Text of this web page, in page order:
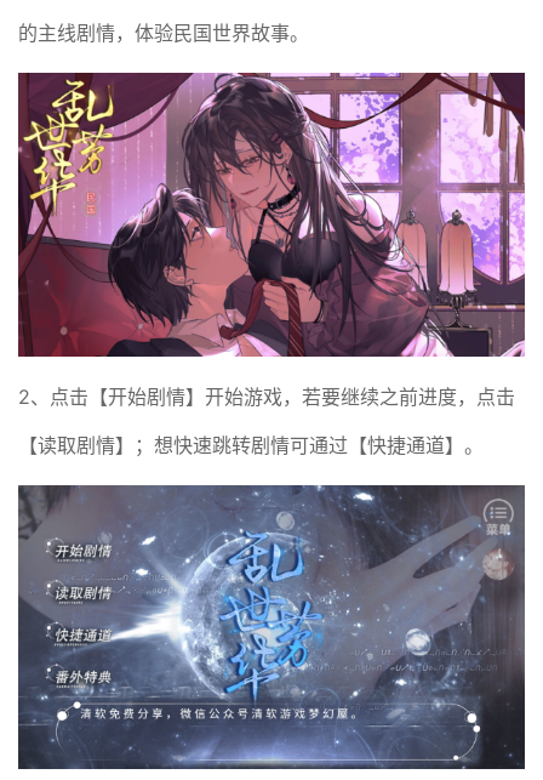
的主线剧情，体验民国世界故事。
2、点击【开始剧情】开始游戏，若要继续之前进度，点击
【读取剧情】；想快速跳转剧情可通过【快捷通道】。